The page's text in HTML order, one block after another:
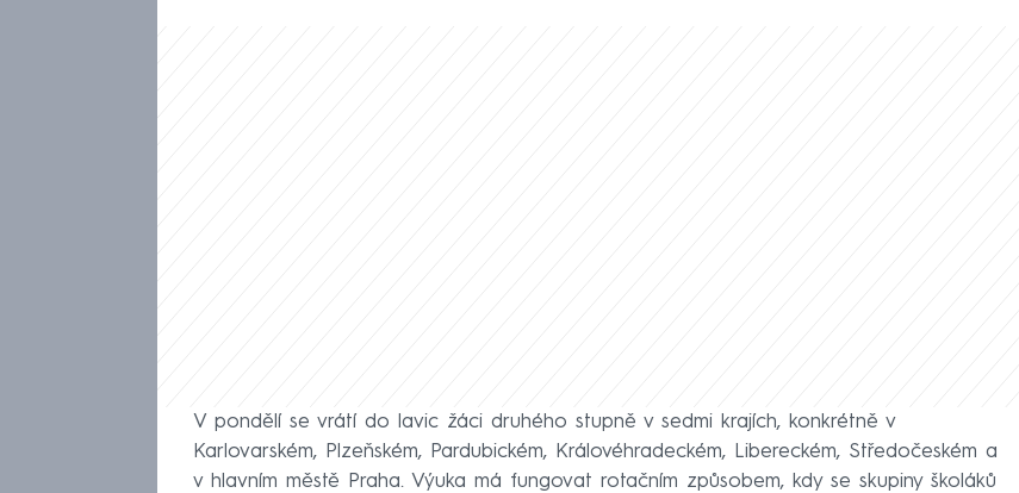
V pondělí se vrátí do lavic žáci druhého stupně v sedmi krajích, konkrétně v
Karlovarském, Plzeňském, Pardubickém, Královéhradeckém, Libereckém, Středočeském a
v hlavním městě Praha. Výuka má fungovat rotačním způsobem, kdy se skupiny školáků